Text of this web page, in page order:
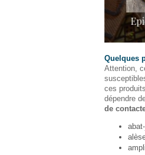
Quelques
Attention,
ces
dépendre
de
ampli